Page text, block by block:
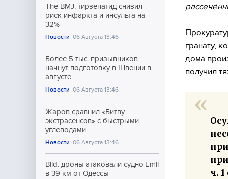
The BMJ: тирзепатид снизил
риск инфаркта и инсульта на
32%
Новости 06 Августа 13:46
Более 5 тыс. призывников
начнут подготовку в Швеции в
августе
Новости 06 Августа 13:46
Жаров сравнил «Битву
экстрасенсов» с быстрыми
углеводами
Новости 06 Августа 13:46
Bild: дроны атаковали судно Emil
в 39 км от Одессы
гранату,
дома
получил
ч.